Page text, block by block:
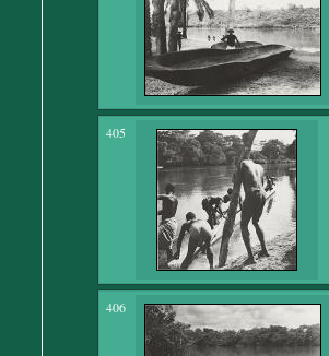
405
406